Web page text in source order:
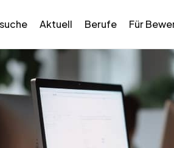
Aktuell Berufe Für